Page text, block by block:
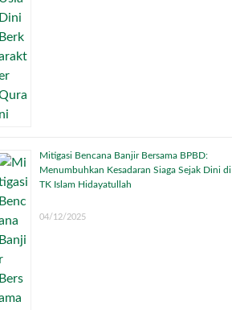
Mitigasi Bencana Banjir Bersama BPBD:
Menumbuhkan Kesadaran Siaga Sejak Dini di
TK Islam Hidayatullah
04/12/2025